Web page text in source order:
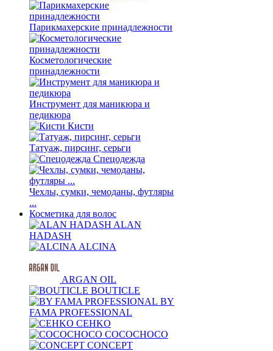
Парикмахерские принадлежности
Косметологические
принадлежности
Инструмент для маникюра и
педикюра
Кисти
Татуаж, пирсинг, серьги
Спецодежда
Чехлы, сумки, чемоданы, футляры
...
Косметика для волос
ALAN
HADASH
ALCINA
ARGAN OIL
BOUTICLE
BY
FAMA PROFESSIONAL
CEHKO
COCOCHOCO
CONCEPT